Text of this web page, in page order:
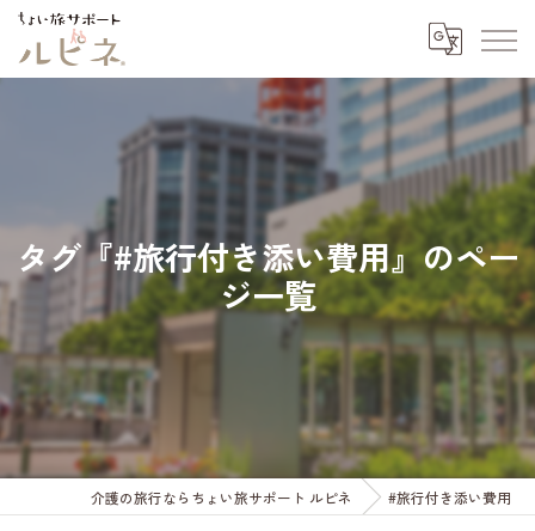
タグ『#旅行付き添い費用』のペー
ジ一覧
介護の旅行ならちょい旅サポート ルピネ #旅行付き添い費用